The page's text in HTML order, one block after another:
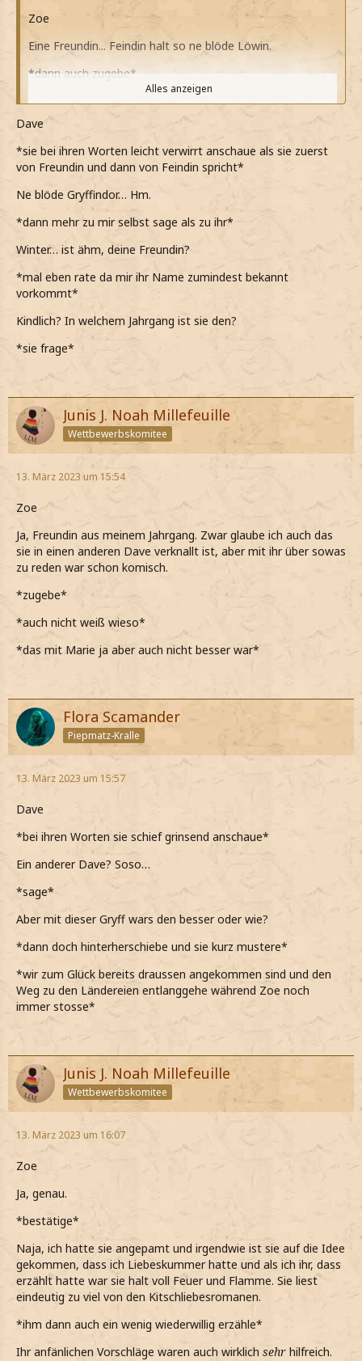
Zoe
Eine Freundin... Feindin halt so ne blöde Löwin.
*dann auch zugebe*
Ich braucht halt Mal jemanden zum Reden. Winter ist da
ein wenig zu...
*meinen Satz abbreche*
Kindlich.
*meinen Satz einen Moment später beende*
Alles anzeigen
Dave
*sie bei ihren Worten leicht verwirrt anschaue als sie zuerst
von Freundin und dann von Feindin spricht*
Ne blöde Gryffindor… Hm.
*dann mehr zu mir selbst sage als zu ihr*
Winter… ist ähm, deine Freundin?
*mal eben rate da mir ihr Name zumindest bekannt
vorkommt*
Kindlich? In welchem Jahrgang ist sie den?
*sie frage*
Junis J. Noah Millefeuille
Wettbewerbskomitee
13. März 2023 um 15:54
Zoe
Ja, Freundin aus meinem Jahrgang. Zwar glaube ich auch das
sie in einen anderen Dave verknallt ist, aber mit ihr über sowas
zu reden war schon komisch.
*zugebe*
*auch nicht weiß wieso*
*das mit Marie ja aber auch nicht besser war*
Flora Scamander
Piepmatz-Kralle
13. März 2023 um 15:57
Dave
*bei ihren Worten sie schief grinsend anschaue*
Ein anderer Dave? Soso…
*sage*
Aber mit dieser Gryff wars den besser oder wie?
*dann doch hinterherschiebe und sie kurz mustere*
*wir zum Glück bereits draussen angekommen sind und den
Weg zu den Ländereien entlanggehe während Zoe noch
immer stosse*
Junis J. Noah Millefeuille
Wettbewerbskomitee
13. März 2023 um 16:07
Zoe
Ja, genau.
*bestätige*
Naja, ich hatte sie angepamt und irgendwie ist sie auf die Idee
gekommen, dass ich Liebeskummer hatte und als ich ihr, dass
erzählt hatte war sie halt voll Feuer und Flamme. Sie liest
eindeutig zu viel von den Kitschliebesromanen.
*ihm dann auch ein wenig wiederwillig erzähle*
Ihr anfänlichen Vorschläge waren auch wirklich sehr hilfreich.